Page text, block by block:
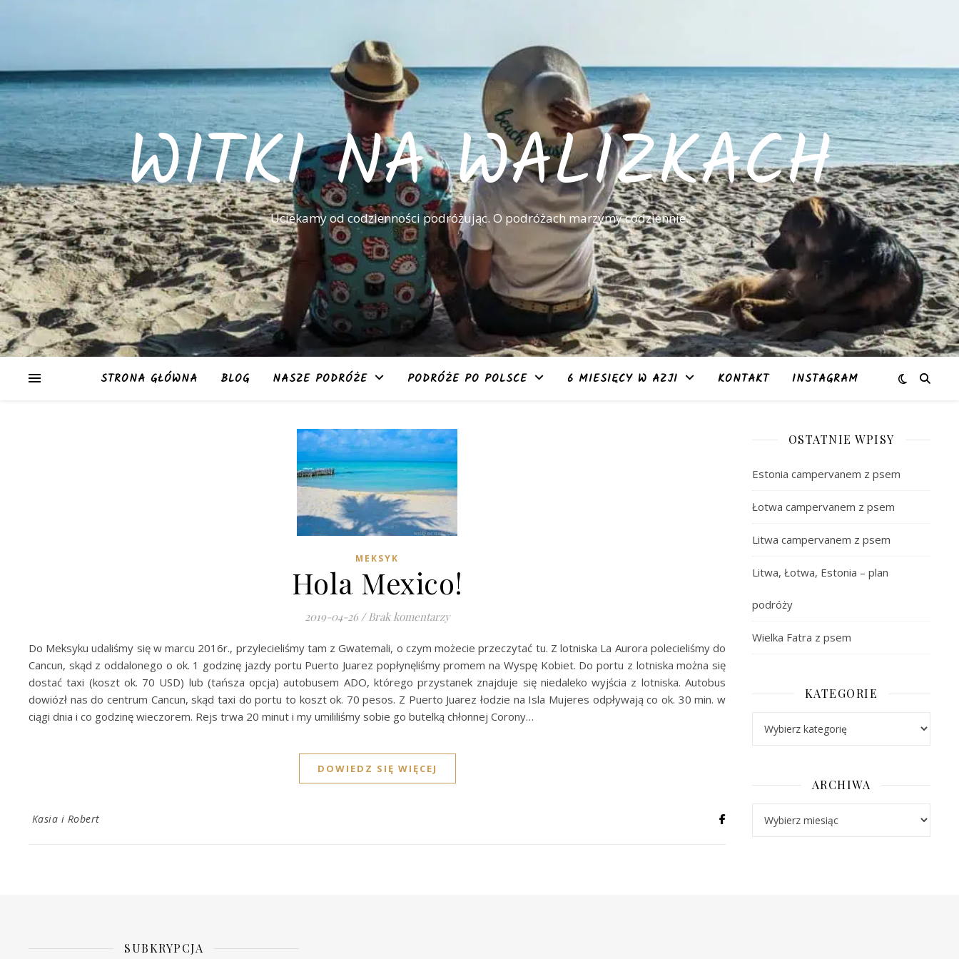
WITKI NA WALIZKACH
Uciekamy od codzienności podróżując. O podróżach marzymy codziennie.
STRONA GŁÓWNA BLOG NASZE PODRÓŻE PODRÓŻE PO POLSCE 6 MIESIĘCY W AZJI KONTAKT INSTAGRAM
MEKSYK
Hola Mexico!
2019-04-26 / Brak komentarzy
Do Meksyku udaliśmy się w marcu 2016r., przylecieliśmy tam z Gwatemali, o czym możecie przeczytać tu. Z lotniska La Aurora polecieliśmy do
Cancun, skąd z oddalonego o ok. 1 godzinę jazdy portu Puerto Juarez popłynęliśmy promem na Wyspę Kobiet. Do portu z lotniska można się
dostać taxi (koszt ok. 70 USD) lub (tańsza opcja) autobusem ADO, którego przystanek znajduje się niedaleko wyjścia z lotniska. Autobus
dowiózł nas do centrum Cancun, skąd taxi do portu to koszt ok. 70 pesos. Z Puerto Juarez łodzie na Isla Mujeres odpływają co ok. 30 min. w
ciągi dnia i co godzinę wieczorem. Rejs trwa 20 minut i my umililiśmy sobie go butelką chłonnej Corony…
DOWIEDZ SIĘ WIĘCEJ
Kasia i Robert
OSTATNIE WPISY
Estonia campervanem z psem
Łotwa campervanem z psem
Litwa campervanem z psem
Litwa, Łotwa, Estonia – plan
podróży
Wielka Fatra z psem
KATEGORIE
ARCHIWA
SUBKRYPCJA